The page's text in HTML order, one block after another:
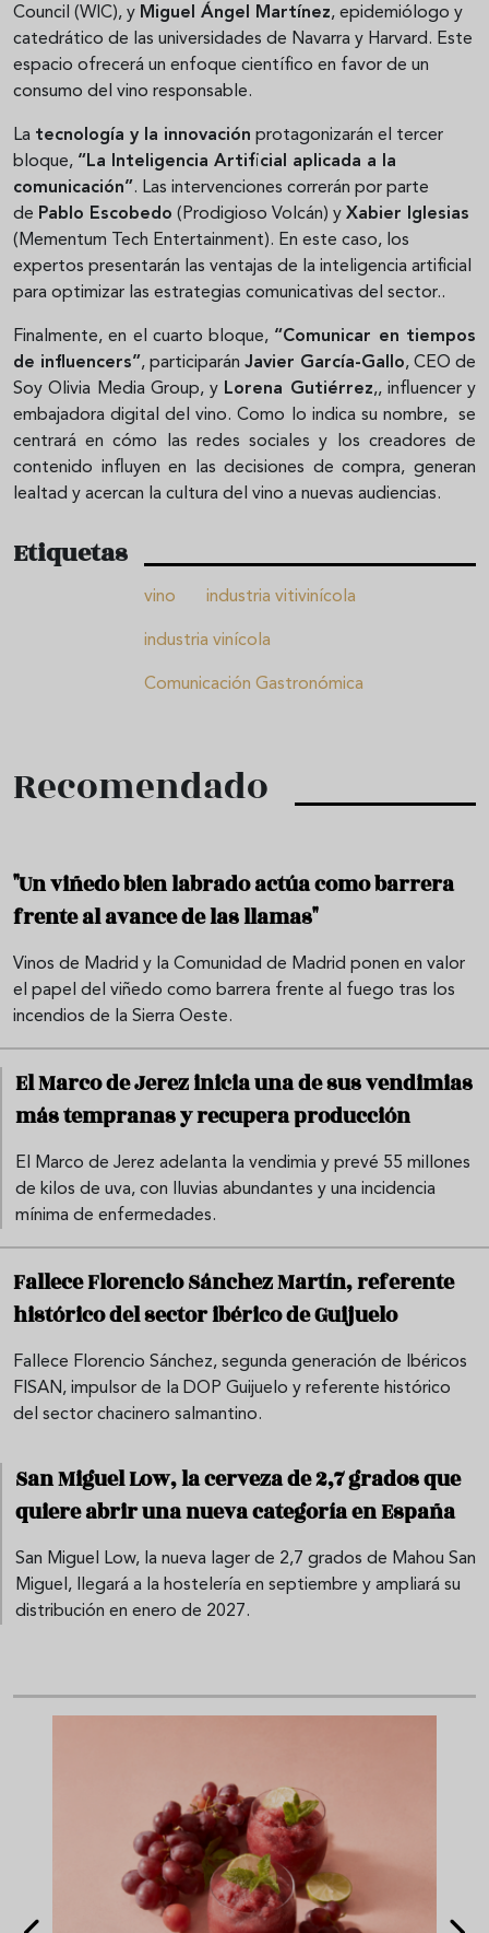
Council (WIC), y Miguel Ángel Martínez, epidemiólogo y
catedrático de las universidades de Navarra y Harvard. Este
espacio ofrecerá un enfoque científico en favor de un
consumo del vino responsable.
La tecnología y la innovación protagonizarán el tercer
bloque, “La Inteligencia Artificial aplicada a la
comunicación”. Las intervenciones correrán por parte
de Pablo Escobedo (Prodigioso Volcán) y Xabier Iglesias
(Mementum Tech Entertainment). En este caso, los
expertos presentarán las ventajas de la inteligencia artificial
para optimizar las estrategias comunicativas del sector..
Finalmente, en el cuarto bloque, “Comunicar en tiempos
de influencers”, participarán Javier García-Gallo, CEO de
Soy Olivia Media Group, y Lorena Gutiérrez,, influencer y
embajadora digital del vino. Como lo indica su nombre, se
centrará en cómo las redes sociales y los creadores de
contenido influyen en las decisiones de compra, generan
lealtad y acercan la cultura del vino a nuevas audiencias.
Etiquetas
vino industria vitivinícola
industria vinícola
Comunicación Gastronómica
Recomendado
"Un viñedo bien labrado actúa como barrera
frente al avance de las llamas"
Vinos de Madrid y la Comunidad de Madrid ponen en valor
el papel del viñedo como barrera frente al fuego tras los
incendios de la Sierra Oeste.
El Marco de Jerez inicia una de sus vendimias
más tempranas y recupera producción
El Marco de Jerez adelanta la vendimia y prevé 55 millones
de kilos de uva, con lluvias abundantes y una incidencia
mínima de enfermedades.
Fallece Florencio Sánchez Martín, referente
histórico del sector ibérico de Guijuelo
Fallece Florencio Sánchez, segunda generación de Ibéricos
FISAN, impulsor de la DOP Guijuelo y referente histórico
del sector chacinero salmantino.
San Miguel Low, la cerveza de 2,7 grados que
quiere abrir una nueva categoría en España
San Miguel Low, la nueva lager de 2,7 grados de Mahou San
Miguel, llegará a la hostelería en septiembre y ampliará su
distribución en enero de 2027.